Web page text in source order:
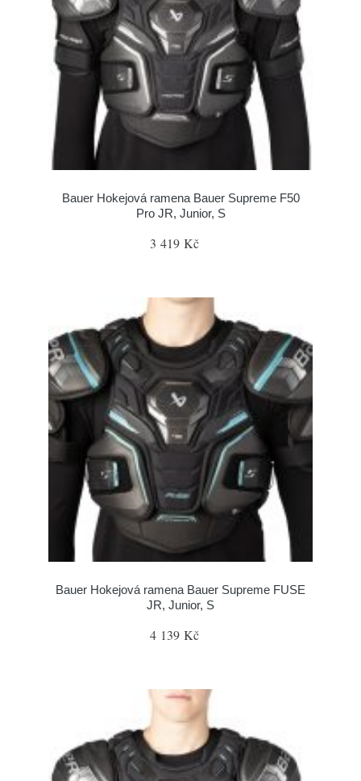
Bauer Hokejová ramena Bauer Supreme F50
Pro JR, Junior, S
3 419 Kč
Bauer Hokejová ramena Bauer Supreme FUSE
JR, Junior, S
4 139 Kč